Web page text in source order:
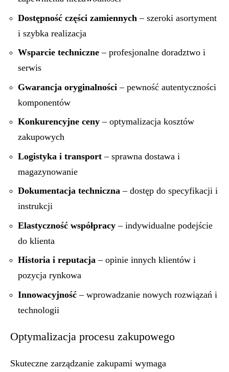
Dostępność części zamiennych – szeroki asortyment
i szybka realizacja
Wsparcie techniczne – profesjonalne doradztwo i
serwis
Gwarancja oryginalności – pewność autentyczności
komponentów
Konkurencyjne ceny – optymalizacja kosztów
zakupowych
Logistyka i transport – sprawna dostawa i
magazynowanie
Dokumentacja techniczna – dostęp do specyfikacji i
instrukcji
Elastyczność współpracy – indywidualne podejście
do klienta
Historia i reputacja – opinie innych klientów i
pozycja rynkowa
Innowacyjność – wprowadzanie nowych rozwiązań i
technologii
Optymalizacja procesu zakupowego
Skuteczne zarządzanie zakupami wymaga